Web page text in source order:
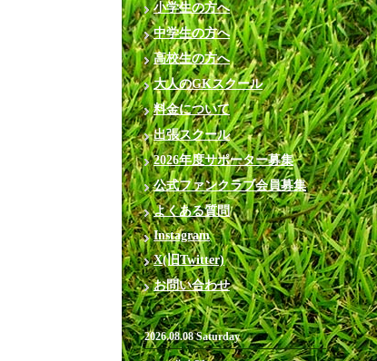
小学生の方へ
中学生の方へ
高校生の方へ
大人のGKスクール
料金について
出張スクール
2026年度サポーター募集
公式ファンクラブ会員募集
よくある質問
Instagram
X(旧Twitter)
お問い合わせ
2026.08.08 Saturday